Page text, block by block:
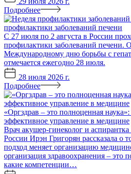
Подробнее
профилактики заболеваний печени
С 27 июля по 2 августа в России
профилактики заболеваний печени.
Международному дню борьбы с
отмечается ежегодно 28 июля.
28 июля 2026 г.
Подробнее
«Оргздрав – это полноценная
эффективное управление в медицине
Врач акушер-гинеколог и
России Ирэн Григорян рассказала о
подход меняет организацию
организация здравоохранения – это
какие компетенции…